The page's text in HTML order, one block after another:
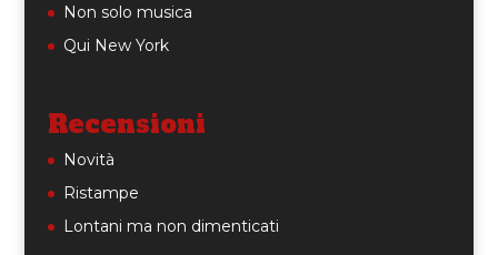
Non solo musica
Qui New York
Recensioni
Novità
Ristampe
Lontani ma non dimenticati